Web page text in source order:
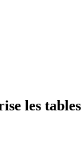
les